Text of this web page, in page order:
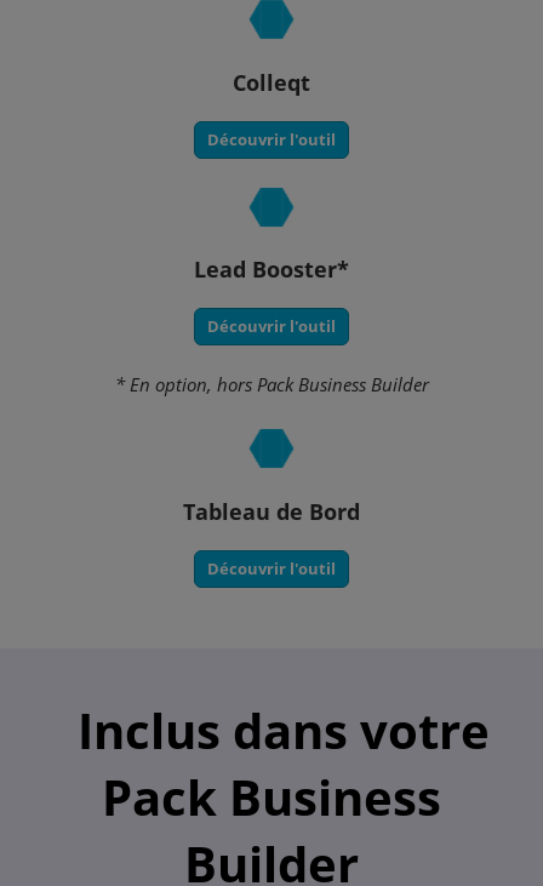
Colleqt
Découvrir l'outil
Lead Booster*
Découvrir l'outil
* En option, hors Pack Business Builder
Tableau de Bord
Découvrir l'outil
Inclus dans votre
Pack Business
Builder